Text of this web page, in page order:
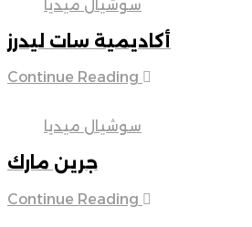
سوشيال ميديا
أكاديمية سات ليدرز
Continue Reading
سوشيال ميديا
جرين مارك
Continue Reading